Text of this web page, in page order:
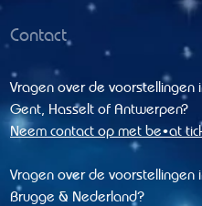
Contact
Vragen over de voorstellingen
Gent, Hasselt of Antwerpen?
Neem contact op met be•at
Vragen over de voorstellingen
Brugge & Nederland?